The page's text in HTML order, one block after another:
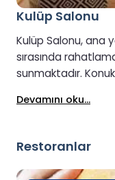
Kulüp Salonu
Kulüp Salonu, ana
sırasında
sunmaktadır.
özenli masa servisinin
içecekler, çeşitli
yemek
dahildir, bu da
Devamını oku...
Restoranlar